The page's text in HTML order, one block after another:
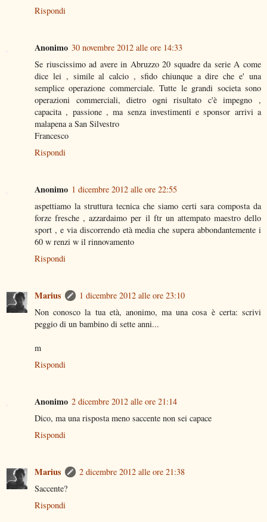
Rispondi
Anonimo 30 novembre 2012 alle ore 14:33
Se riuscissimo ad avere in Abruzzo 20 squadre da serie A come
dice lei , simile al calcio , sfido chiunque a dire che e' una
semplice operazione commerciale. Tutte le grandi societa sono
operazioni commerciali, dietro ogni risultato c'è impegno ,
capacita , passione , ma senza investimenti e sponsor arrivi a
malapena a San Silvestro
Francesco
Rispondi
Anonimo 1 dicembre 2012 alle ore 22:55
aspettiamo la struttura tecnica che siamo certi sara composta da
forze fresche , azzardaimo per il ftr un attempato maestro dello
sport , e via discorrendo età media che supera abbondantemente i
60 w renzi w il rinnovamento
Rispondi
Marius
1 dicembre 2012 alle ore 23:10
Non conosco la tua età, anonimo, ma una cosa è certa: scrivi
peggio di un bambino di sette anni...
m
Rispondi
Anonimo 2 dicembre 2012 alle ore 21:14
Dico, ma una risposta meno saccente non sei capace
Rispondi
Marius
2 dicembre 2012 alle ore 21:38
Saccente?
Rispondi